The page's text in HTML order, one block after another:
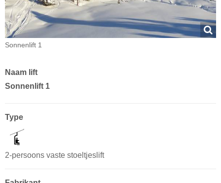
Sonnenlift 1
Naam lift
Sonnenlift 1
Type
2-persoons vaste stoeltjeslift